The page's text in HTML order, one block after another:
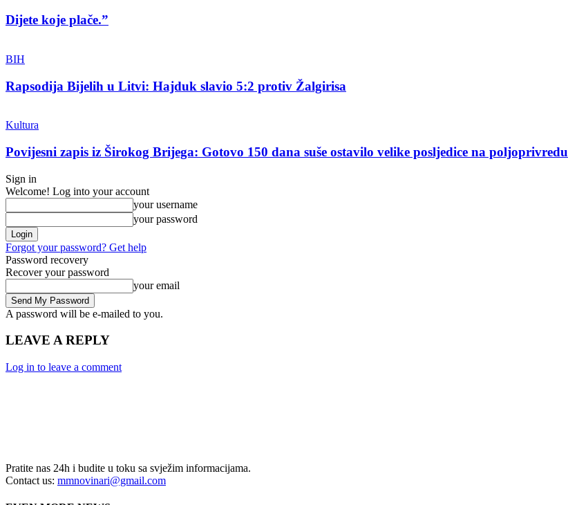
Dijete koje plače.”
BIH
Rapsodija Bijelih u Litvi: Hajduk slavio 5:2 protiv Žalgirisa
Kultura
Povijesni zapis iz Širokog Brijega: Gotovo 150 dana suše ostavilo velike posljedice na poljoprivredu
Sign in
Welcome! Log into your account
your username
your password
Forgot your password? Get help
Password recovery
Recover your password
your email
A password will be e-mailed to you.
LEAVE A REPLY
Log in to leave a comment
Pratite nas 24h i budite u toku sa svježim informacijama.
Contact us: mmnovinari@gmail.com